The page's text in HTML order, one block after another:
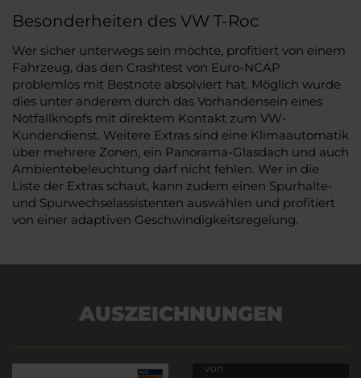
Besonderheiten des VW T-Roc
Wer sicher unterwegs sein möchte, profitiert von einem
Fahrzeug, das den Crashtest von Euro-NCAP
problemlos mit Bestnote absolviert hat. Möglich wurde
dies unter anderem durch das Vorhandensein eines
Notfallknopfs mit direktem Kontakt zum VW-
Kundendienst. Weitere Extras sind eine Klimaautomatik
über mehrere Zonen, ein Panorama-Glasdach und auch
Ambientebeleuchtung darf nicht fehlen. Wer in die
Liste der Extras schaut, kann zudem einen Spurhalte-
und Spurwechselassistenten auswählen und profitiert
von einer adaptiven Geschwindigkeitsregelung.
AUSZEICHNUNGEN
von